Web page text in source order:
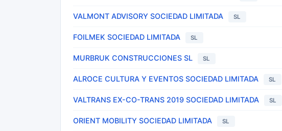
VALMONT ADVISORY SOCIEDAD LIMITADA SL
FOILMEK SOCIEDAD LIMITADA SL
MURBRUK CONSTRUCCIONES SL SL
ALROCE CULTURA Y EVENTOS SOCIEDAD LIMITADA SL
VALTRANS EX-CO-TRANS 2019 SOCIEDAD LIMITADA SL
ORIENT MOBILITY SOCIEDAD LIMITADA SL